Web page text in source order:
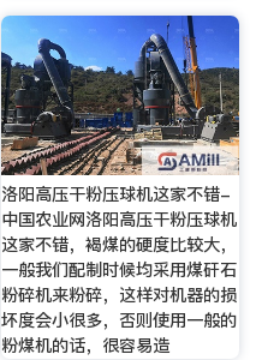
洛阳高压干粉压球机这家不错-
中国农业网洛阳高压干粉压球机
这家不错，褐煤的硬度比较大，
一般我们配制时候均采用煤矸石
粉碎机来粉碎，这样对机器的损
坏度会小很多，否则使用一般的
粉煤机的话，很容易造